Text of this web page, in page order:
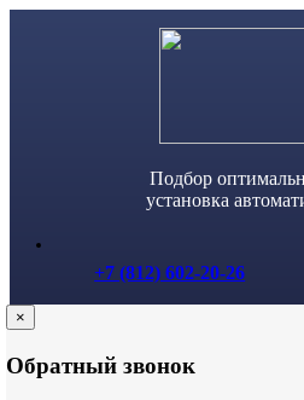
Подбор
установка
+7 (812) 602-20-26
×
Обратный звонок